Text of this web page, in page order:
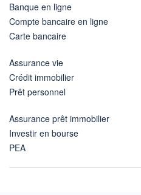
Banque en ligne
Compte bancaire en ligne
Carte bancaire
Assurance vie
Crédit immobilier
Prêt personnel
Assurance prêt immobilier
Investir en bourse
PEA